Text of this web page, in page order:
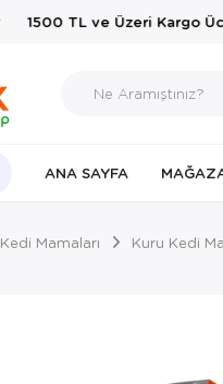
1500 TL ve Üzeri Kargo
ANA SAYFA
Kedi Mamaları Kuru Kedi